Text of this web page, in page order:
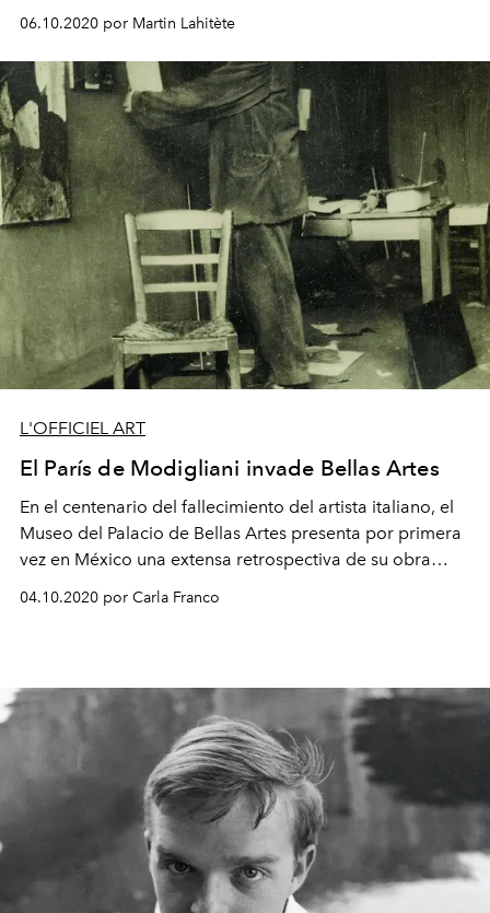
allá de sus propios límites.
06.10.2020 por Martin Lahitète
L'OFFICIEL ART
El París de Modigliani invade Bellas Artes
En el centenario del fallecimiento del artista italiano, el
Museo del Palacio de Bellas Artes presenta por primera
vez en México una extensa retrospectiva de su obra
pictórica. Motivo por el cual, en L´Officiel recordamos la
trayectoria del emblemático pintor.
04.10.2020 por Carla Franco